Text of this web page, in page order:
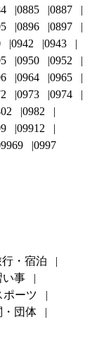
0885
0887
0896
0897
0942
0943
0950
0952
0964
0965
0973
0974
0982
09912
0997
行・宿泊
い事
ポーツ
・団体